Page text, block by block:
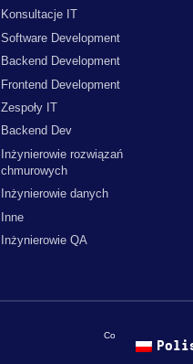
Konsultacje IT
Software Development
Backend Development
Frontend Development
Zespoły IT
Backend Dev
Inżynierowie rozwiązań
chmurowych
Inżynierowie danych
Inne
Inżynierowie QA
Copyright © 2026 by